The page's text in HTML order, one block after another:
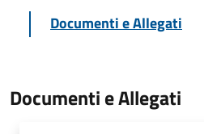
Documenti e Allegati
Documenti e Allegati